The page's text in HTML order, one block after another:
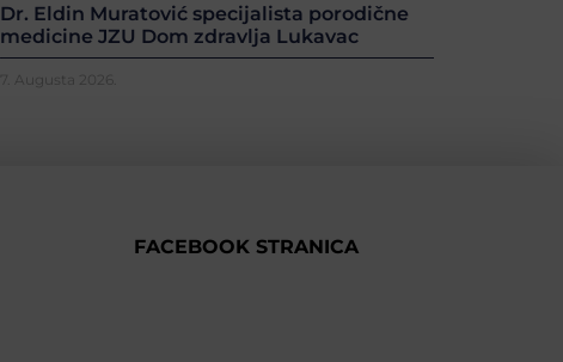
Dr. Eldin Muratović specijalista porodične
medicine JZU Dom zdravlja Lukavac
7. Augusta 2026.
FACEBOOK STRANICA